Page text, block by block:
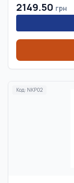
2149.50 грн
Код: NKP02